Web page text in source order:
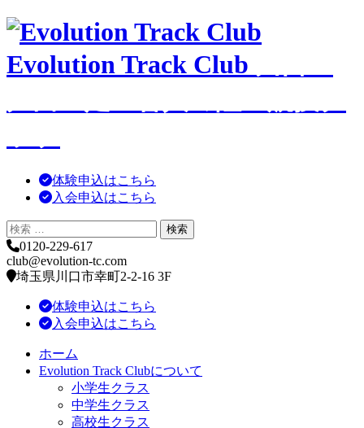
コ
テ
ン
へ
動
Evolution Track Club
体験申込はこちら
入会申込はこちら
0120-229-617
club@evolution-tc.com
埼玉県川口市幸町2-2-16 3F
体験申込はこちら
入会申込はこちら
ホーム
Evolution Track Clubについて
小学生クラス
中学生クラス
高校生クラス